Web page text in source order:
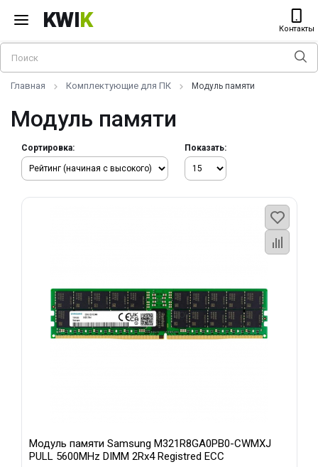
KWIK Контакты
Главная Комплектующие для ПК Модуль памяти
Модуль памяти
Сортировка: Показать:
Модуль памяти Samsung M321R8GA0PB0-CWMXJ
PULL 5600MHz DIMM 2Rx4 Registred ECC